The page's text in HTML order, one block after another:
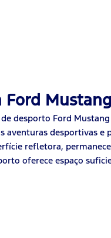
desporto Ford
desportivas e
refletora,
oferece espaço